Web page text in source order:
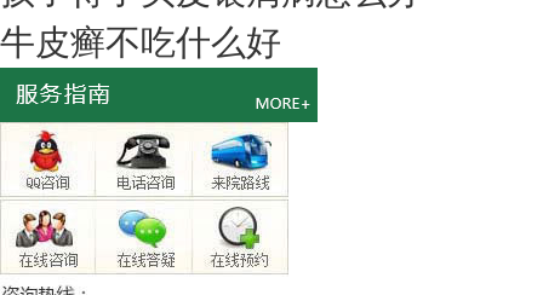
牛皮癣不吃什么好